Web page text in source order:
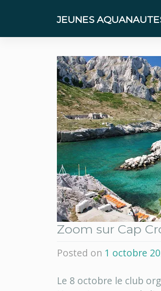
JEUNES
Zoom sur Cap
Posted on 1 octobre
Le 8 octobre le club